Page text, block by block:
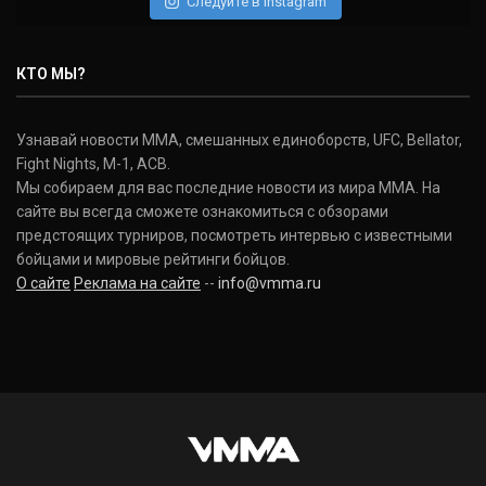
Donald Cerrone
(36-15-0, 1)
Исраэль Адесанья
Israel Adesanya
(19-0-0, 0)
КТО МЫ?
Узнавай новости ММА, смешанных единоборств, UFC, Bellator,
Fight Nights, M-1, ACB.
Мы собираем для вас последние новости из мира ММА. На
сайте вы всегда сможете ознакомиться с обзорами
предстоящих турниров, посмотреть интервью с известными
бойцами и мировые рейтинги бойцов.
О сайте Реклама на сайте -- info@vmma.ru